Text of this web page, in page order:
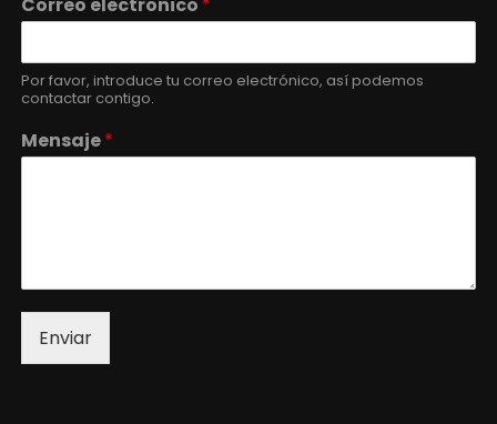
Por favor, introduce tu correo electrónico, así podemos
contactar contigo.
Mensaje*
Enviar